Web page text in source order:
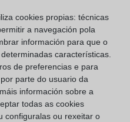
que la entrada en
en junio ha supuesto
se adelantaran para
se hayan retrasado
burocráticos. »
cookies propias: técnicas
a navegación pola
información para que o
características.
de preferencias e para
parte do usuario da
información sobre a
todas as cookies
configuralas ou rexeitar o